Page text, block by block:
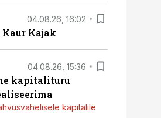
04.08.26, 16:02
Kajak
04.08.26, 15:36
kapitalituru
kapitalile